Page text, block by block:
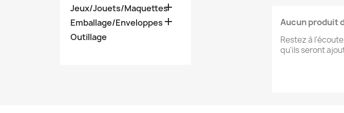
Jeux/Jouets/Maquettes
Emballage/Enveloppes
Outillage
Aucun produit
Restez à
qu'ils seront